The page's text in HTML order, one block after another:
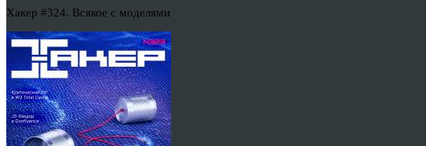
Хакер #324. Всякое с моделями